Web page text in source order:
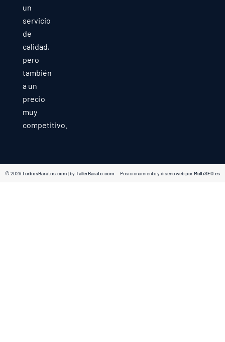
un
servicio
de
calidad,
pero
también
a un
precio
muy
competitivo.
© 2026TurbosBaratos.com| byTallerBarato.com Posicionamiento y diseño web porMultiSEO.es